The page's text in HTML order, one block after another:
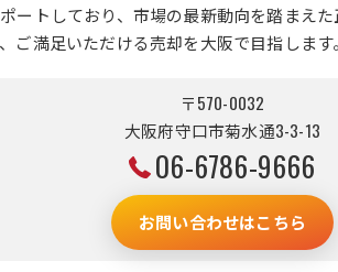
ートしており、市場の最新動向を踏まえ
ご満足いただける売却を大阪で目指します。
〒570-0032
大阪府守口市菊水通3-3-13
06-6786-9666
お問い合わせはこちら